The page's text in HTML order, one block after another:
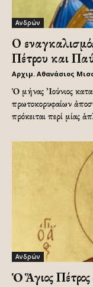
Ανδρών
Ο
Πέτρου και
Αρχιμ. Αθανάσιος
Ὁ μήνας ᾽Ιούνιος
πρωτοκορυφαίων
πρόκειται περί μίας
Ανδρών
Ὁ Ἅγιος